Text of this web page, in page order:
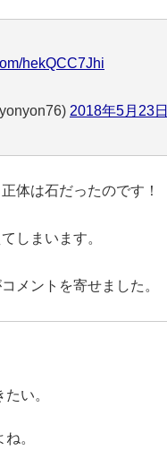
hekQCC7Jhi
2018年5月23日
体は石だったのです！
しまいます。
メントを寄せました。
い。
。